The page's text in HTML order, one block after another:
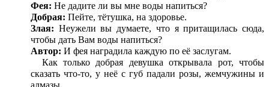
Фея: Не дадите ли вы мне воды напиться?
Добрая: Пейте, тётушка, на здоровье.
Злая: Неужели вы думаете, что я притащилась сюда,
чтобы дать Вам воды напиться?
Автор: И фея наградила каждую по её заслугам.
Как только добрая девушка открывала рот, чтобы
сказать что-то, у неё с губ падали розы, жемчужины и
алмазы.